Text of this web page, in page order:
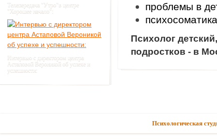
Телепередача "Утро"в центре
"Хорошее начало":
Интервью с директором центра
Астаповой Вероникой об успехе и
успешности:
проблемы в
Психолог
подростков - в
Психологическая